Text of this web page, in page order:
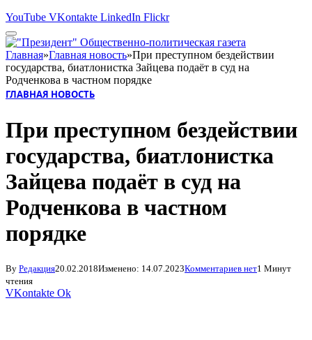
YouTube VKontakte LinkedIn Flickr
Главная»Главная новость»При преступном бездействии
государства, биатлонистка Зайцева подаёт в суд на
Родченкова в частном порядке
ГЛАВНАЯ НОВОСТЬ
При преступном бездействии
государства, биатлонистка
Зайцева подаёт в суд на
Родченкова в частном
порядке
By Редакция20.02.2018Изменено: 14.07.2023Комментариев нет1 Минут
чтения
VKontakte Ok